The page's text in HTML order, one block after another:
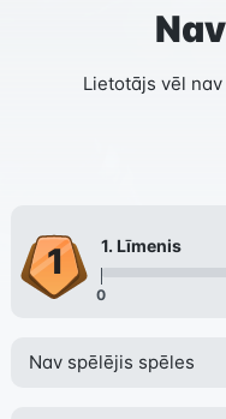
Lietotājs vēl
1. Līmenis
0
Nav spēlējis spēles